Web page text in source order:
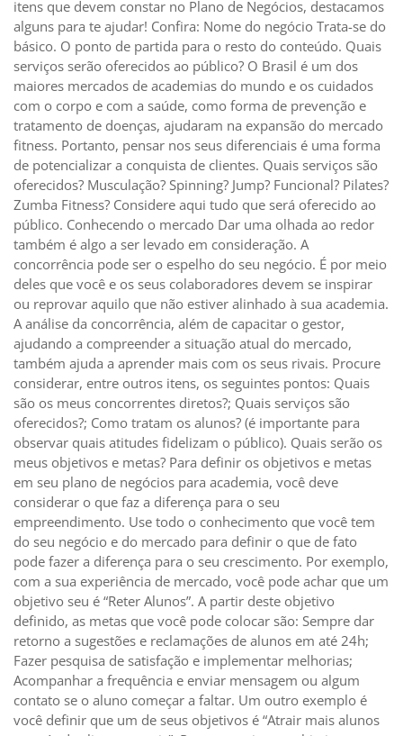
itens que devem constar no Plano de Negócios, destacamos
alguns para te ajudar! Confira: Nome do negócio Trata-se do
básico. O ponto de partida para o resto do conteúdo. Quais
serviços serão oferecidos ao público? O Brasil é um dos
maiores mercados de academias do mundo e os cuidados
com o corpo e com a saúde, como forma de prevenção e
tratamento de doenças, ajudaram na expansão do mercado
fitness. Portanto, pensar nos seus diferenciais é uma forma
de potencializar a conquista de clientes. Quais serviços são
oferecidos? Musculação? Spinning? Jump? Funcional? Pilates?
Zumba Fitness? Considere aqui tudo que será oferecido ao
público. Conhecendo o mercado Dar uma olhada ao redor
também é algo a ser levado em consideração. A
concorrência pode ser o espelho do seu negócio. É por meio
deles que você e os seus colaboradores devem se inspirar
ou reprovar aquilo que não estiver alinhado à sua academia.
A análise da concorrência, além de capacitar o gestor,
ajudando a compreender a situação atual do mercado,
também ajuda a aprender mais com os seus rivais. Procure
considerar, entre outros itens, os seguintes pontos: Quais
são os meus concorrentes diretos?; Quais serviços são
oferecidos?; Como tratam os alunos? (é importante para
observar quais atitudes fidelizam o público). Quais serão os
meus objetivos e metas? Para definir os objetivos e metas
em seu plano de negócios para academia, você deve
considerar o que faz a diferença para o seu
empreendimento. Use todo o conhecimento que você tem
do seu negócio e do mercado para definir o que de fato
pode fazer a diferença para o seu crescimento. Por exemplo,
com a sua experiência de mercado, você pode achar que um
objetivo seu é “Reter Alunos”. A partir deste objetivo
definido, as metas que você pode colocar são: Sempre dar
retorno a sugestões e reclamações de alunos em até 24h;
Fazer pesquisa de satisfação e implementar melhorias;
Acompanhar a frequência e enviar mensagem ou algum
contato se o aluno começar a faltar. Um outro exemplo é
você definir que um de seus objetivos é “Atrair mais alunos